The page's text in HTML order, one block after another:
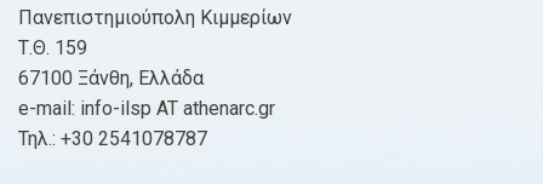
Πανεπιστημιούπολη Κιμμερίων
Τ.Θ. 159
67100 Ξάνθη, Ελλάδα
e-mail: info-ilsp AT athenarc.gr
Τηλ.: +30 2541078787